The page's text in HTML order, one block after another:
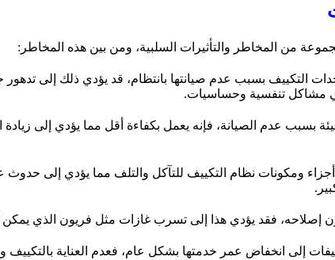
من المخاطر والتأثيرات السلبية، ومن بين هذه المخاطر:
التكييف بسبب عدم صيانتها بانتظام، قد يؤدي ذلك إلى
مشاكل تنفسية وحساسيات.
بسبب عدم الصيانة، فإنه يعمل بكفاءة أقل مما يؤدي إلى
ومكونات نظام التكييف للتآكل والتلف مما يؤدي إلى
إصلاحه، فقد يؤدي هذا إلى تسرب غازات مثل فريون الذي
إلى انخفاض عمر خدمتها بشكل عام، فعدم العناية